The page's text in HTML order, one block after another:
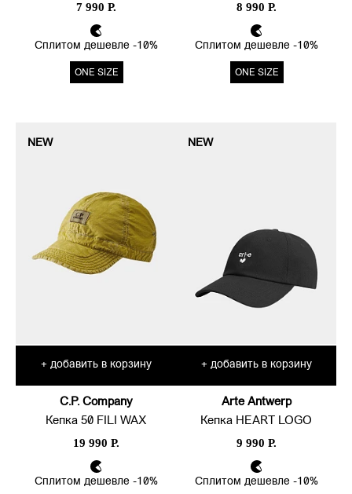
7 990 Р.
Сплитом дешевле -10%
ONE SIZE
8 990 Р.
Сплитом дешевле -10%
ONE SIZE
NEW
+ добавить в корзину
C.P. Company
Кепка 50 FILI WAX
19 990 Р.
Сплитом дешевле -10%
NEW
+ добавить в корзину
Arte Antwerp
Кепка HEART LOGO
9 990 Р.
Сплитом дешевле -10%